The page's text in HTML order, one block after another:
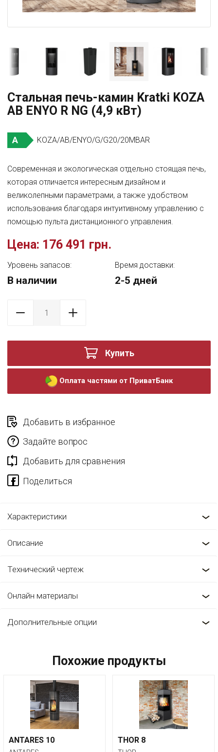
Стальная печь-камин Kratki KOZA
AB ENYO R NG (4,9 кВт)
A KOZA/AB/ENYO/G/G20/20MBAR
Современная и экологическая отдельно стоящая печь,
которая отличается интересным дизайном и
великолепными параметрами, а также удобством
использования благодаря интуитивному управлению с
помощью пульта дистанционного управления.
Цена: 176 491 грн.
Уровень запасов:
В наличии
Время доставки:
2-5 дней
Купить
Оплата частями от ПриватБанк
Добавить в избранное
Задайте вопрос
Добавить для сравнения
Характеристики
Описание
Технический чертеж
Онлайн материалы
Дополнительные опции
Похожие продукты
ANTARES 10 THOR 8